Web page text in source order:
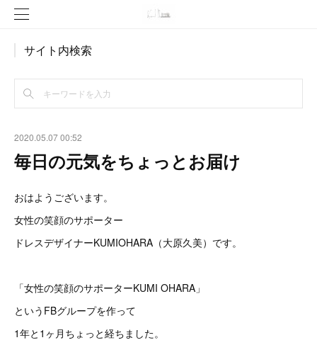
サイト内検索
2020.05.07 00:52
毎日の元気をちょっとお届け
おはようございます。
女性の笑顔のサポーター
ドレスデザイナーKUMIOHARA（大原久美）です。
「女性の笑顔のサポーターKUMI OHARA」
というFBグループを作って
1年と1ヶ月ちょっと経ちました。